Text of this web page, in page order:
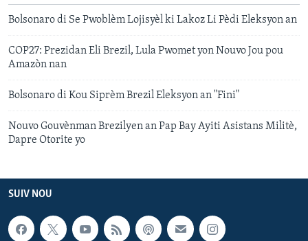
Bolsonaro di Se Pwoblèm Lojisyèl ki Lakoz Li Pèdi Eleksyon an
COP27: Prezidan Eli Brezil, Lula Pwomet yon Nouvo Jou pou
Amazòn nan
Bolsonaro di Kou Siprèm Brezil Eleksyon an "Fini"
Nouvo Gouvènman Brezilyen an Pap Bay Ayiti Asistans Militè,
Dapre Otorite yo
SUIV NOU